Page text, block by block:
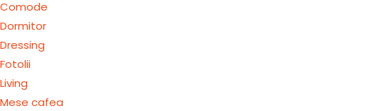
Comode
Dormitor
Dressing
Fotolii
Living
Mese cafea